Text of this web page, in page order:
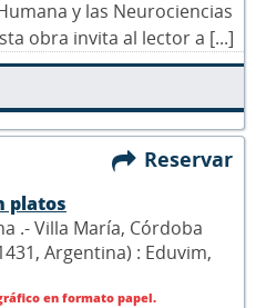
y las Neurociencias
obra invita al lector a [...]
Reservar
platos
.- Villa María, Córdoba
Argentina) : Eduvim,
en formato papel.